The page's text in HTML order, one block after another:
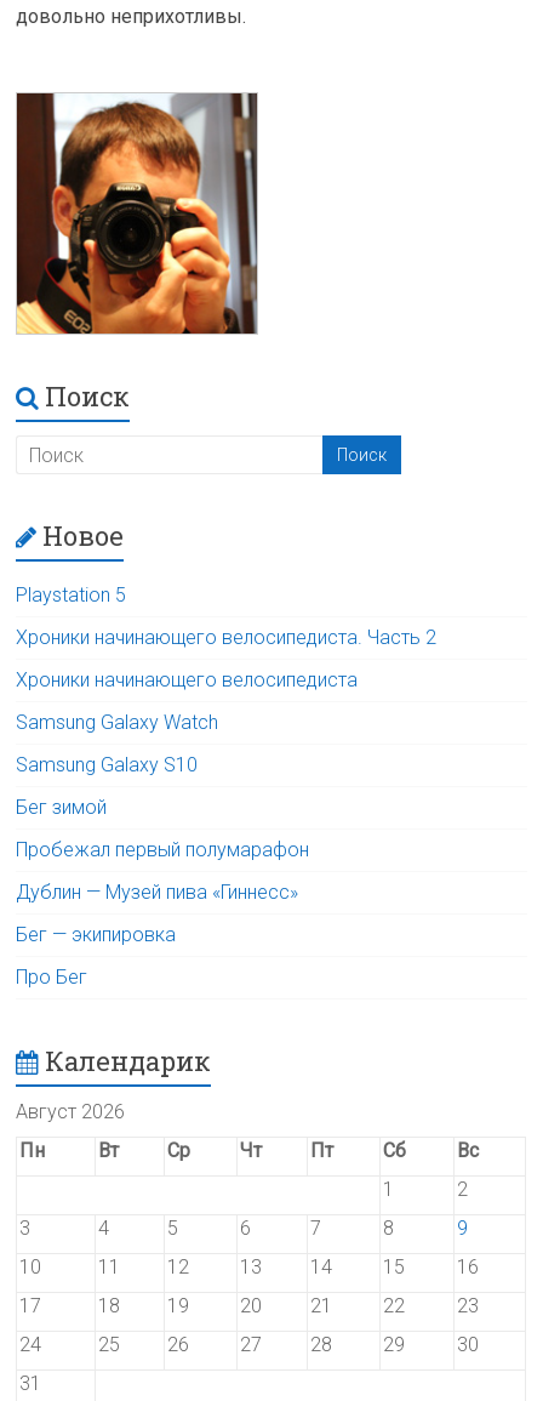
довольно неприхотливы.
Поиск
Новое
Playstation 5
Хроники начинающего велосипедиста. Часть 2
Хроники начинающего велосипедиста
Samsung Galaxy Watch
Samsung Galaxy S10
Бег зимой
Пробежал первый полумарафон
Дублин — Музей пива «Гиннесс»
Бег — экипировка
Про Бег
Календарик
Август 2026
Пн
Вт Ср Чт Пт Сб
Вс
1
2
3
4 5 6 7 8
9
10
11 12 13 14 15
16
17
18 19 20 21 22
23
24
25 26 27 28 29
30
31